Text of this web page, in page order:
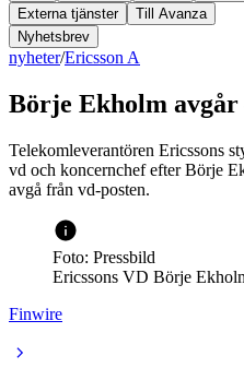
Externa tjänster
Till Avanza
Nyhetsbrev
nyheter/Ericsson A
Börje Ekholm
Telekomleverantören Ericssons
vd och koncernchef efter Börje
avgå från vd-posten.
Foto: Pressbild
Ericssons VD Börje
Finwire